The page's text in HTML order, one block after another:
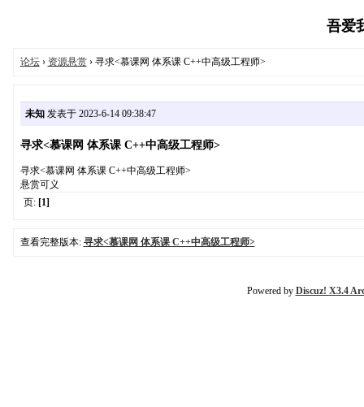
吾爱
论坛› 资源悬赏› 寻求<慕课网 体系课 C++中高级工程师>
未知发表于 2023-6-14 09:38:47
寻求<慕课网 体系课 C++中高级工程师>
寻求<慕课网 体系课 C++中高级工程师>
悬赏可义
页: [1]
查看完整版本: 寻求<慕课网 体系课 C++中高级工程师>
Powered by Discuz! X3.4